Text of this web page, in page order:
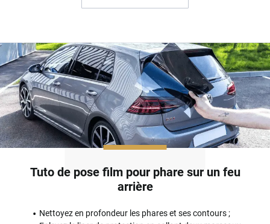
Tuto de pose film pour phare sur un feu
arrière
Nettoyez en profondeur les phares et ses contours ;